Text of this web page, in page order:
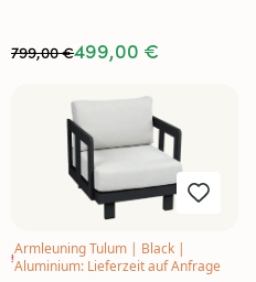
499,00 €
799,00 €
Armleuning Tulum | Black |
Aluminium: Lieferzeit auf Anfrage